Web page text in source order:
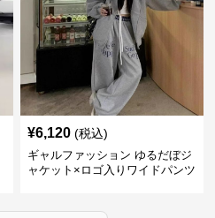
¥6,120 (税込)
ギャルファッション ゆるだぼジ
ャケット×ロゴ入りワイドパンツ